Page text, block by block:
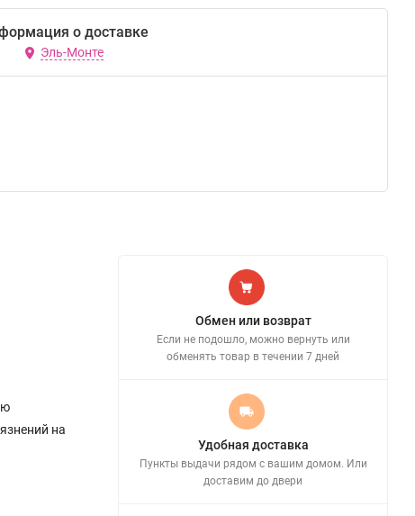
о доставке
Эль-Монте
на
Обмен или возврат
Если не подошло, можно вернуть или
обменять товар в течении 7 дней
Удобная доставка
Пункты выдачи рядом с вашим домом. Или
доставим до двери